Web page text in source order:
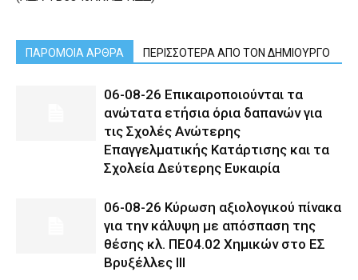
ΠΑΡΟΜΟΙΑ ΑΡΘΡΑ ΠΕΡΙΣΣΟΤΕΡΑ ΑΠΟ ΤΟΝ ΔΗΜΙΟΥΡΓΟ
06-08-26 Επικαιροποιούνται τα
ανώτατα ετήσια όρια δαπανών για
τις Σχολές Ανώτερης
Επαγγελματικής Κατάρτισης και τα
Σχολεία Δεύτερης Ευκαιρία
06-08-26 Κύρωση αξιολογικού πίνακα
για την κάλυψη με απόσπαση της
θέσης κλ. ΠΕ04.02 Χημικών στο ΕΣ
Βρυξέλλες ΙΙΙ